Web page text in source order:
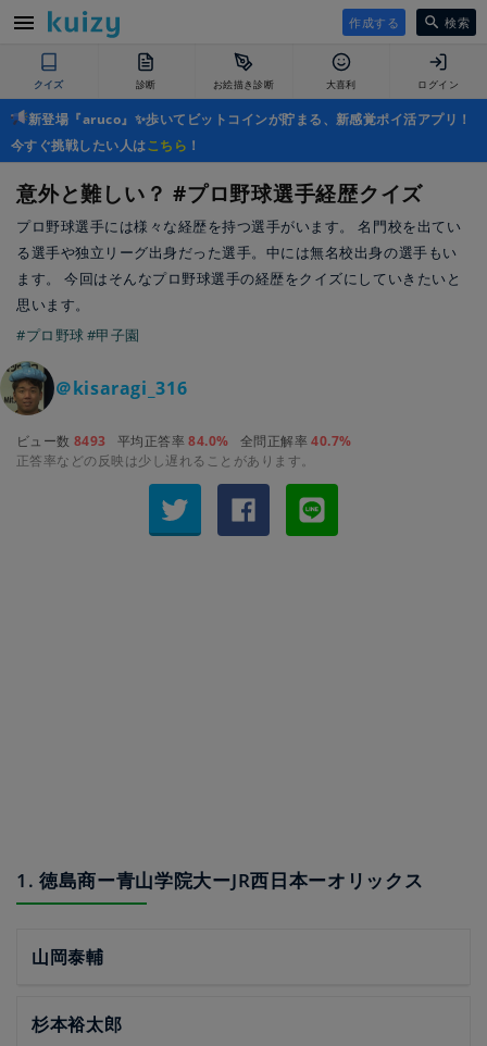
作成する 検索
クイズ 診断 お絵描き診断 大喜利 ログイン
新登場『aruco』✨歩いてビットコインが貯まる、新感覚ポイ活アプリ！
今すぐ挑戦したい人はこちら ！
意外と難しい？ #プロ野球選手経歴クイズ
プロ野球選手には様々な経歴を持つ選手がいます。 名門校を出てい
る選手や独立リーグ出身だった選手。中には無名校出身の選手もい
ます。 今回はそんなプロ野球選手の経歴をクイズにしていきたいと
思います。
#プロ野球#甲子園
＠kisaragi_316
ビュー数 8493 平均正答率84.0% 全問正解率40.7%
正答率などの反映は少し遅れることがあります。
1. 徳島商ー青山学院大ーJR西日本ーオリックス
山岡泰輔
杉本裕太郎